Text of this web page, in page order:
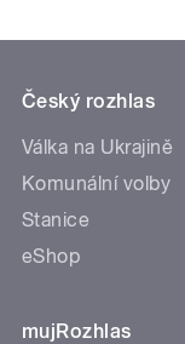
Český rozhlas
Válka na Ukrajině
Komunální volby
Stanice
eShop
mujRozhlas